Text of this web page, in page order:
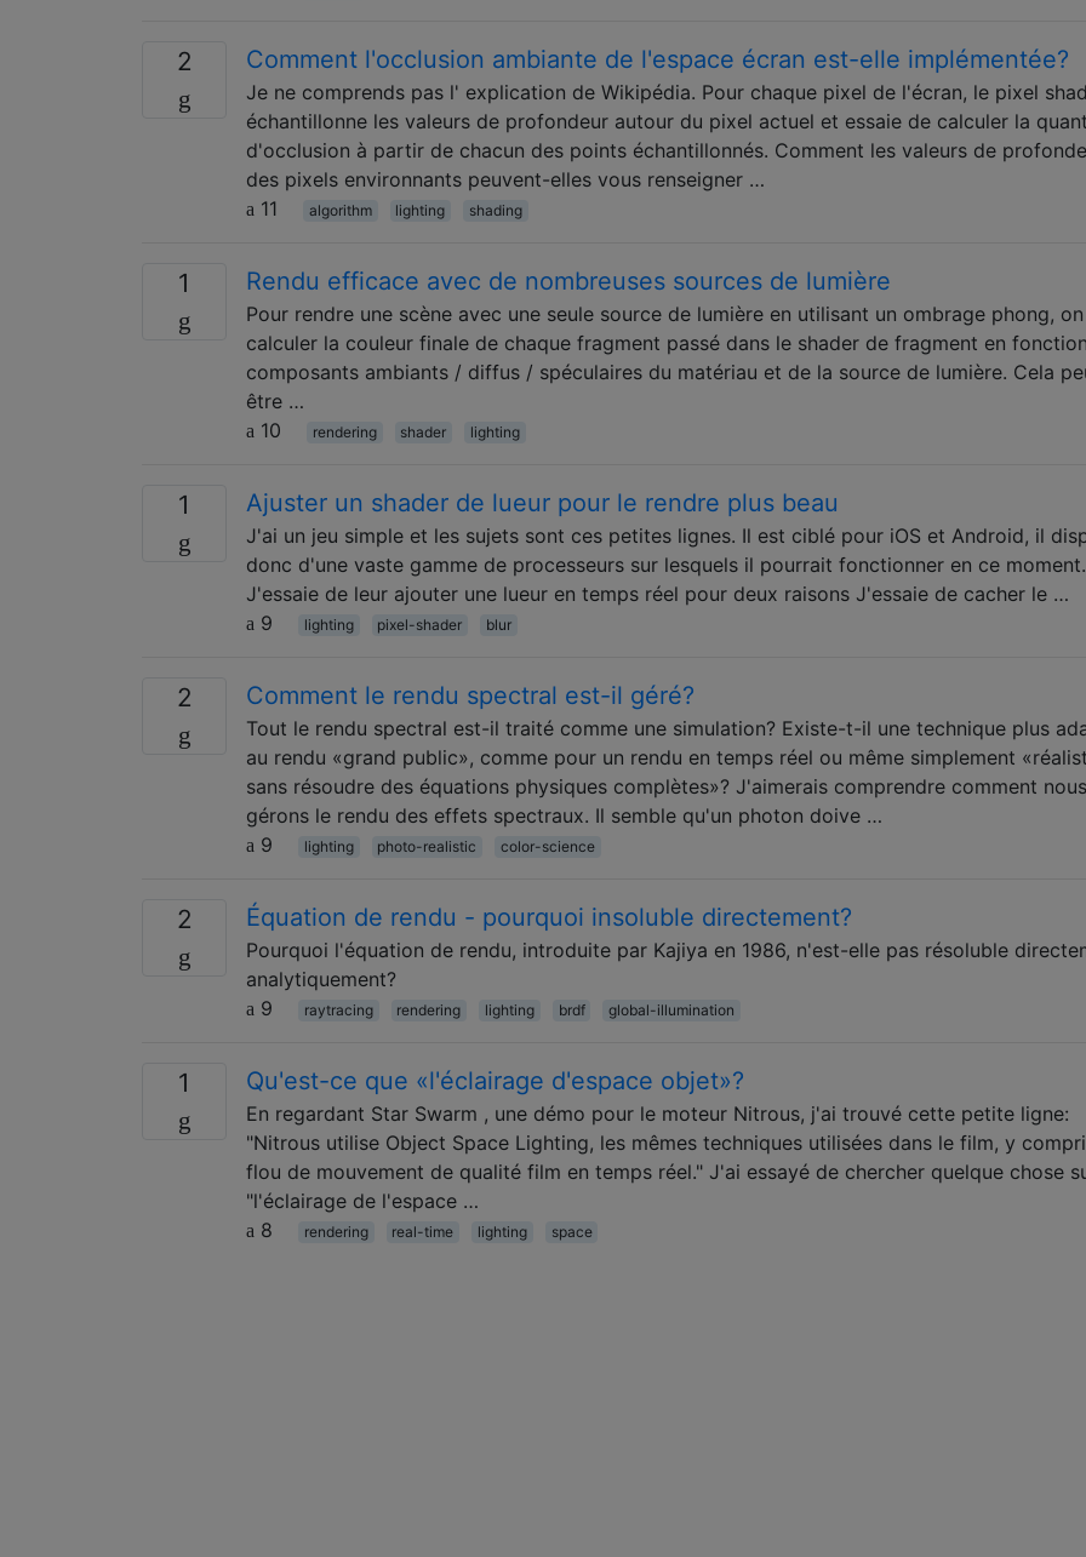
2 Comment l'occlusion ambiante de l'espace écran est-elle implémentée?
Je ne comprends pas l' explication de Wikipédia. Pour chaque pixel de l'écran, le pixel
échantillonne les valeurs de profondeur autour du pixel actuel et essaie de calculer la
d'occlusion à partir de chacun des points échantillonnés. Comment les valeurs de
des pixels environnants peuvent-elles vous renseigner …
11
algorithm lighting shading
1 Rendu efficace avec de nombreuses sources de lumière
Pour rendre une scène avec une seule source de lumière en utilisant un ombrage phong,
calculer la couleur finale de chaque fragment passé dans le shader de fragment en
composants ambiants / diffus / spéculaires du matériau et de la source de lumière. Cela
être …
10
rendering shader lighting
1 Ajuster un shader de lueur pour le rendre plus beau
J'ai un jeu simple et les sujets sont ces petites lignes. Il est ciblé pour iOS et Android, il
donc d'une vaste gamme de processeurs sur lesquels il pourrait fonctionner en ce moment.
J'essaie de leur ajouter une lueur en temps réel pour deux raisons J'essaie de cacher le …
9
lighting pixel-shader blur
2 Comment le rendu spectral est-il géré?
Tout le rendu spectral est-il traité comme une simulation? Existe-t-il une technique plus
au rendu «grand public», comme pour un rendu en temps réel ou même simplement
sans résoudre des équations physiques complètes»? J'aimerais comprendre comment nous
gérons le rendu des effets spectraux. Il semble qu'un photon doive …
9
lighting photo-realistic color-science
2 Équation de rendu - pourquoi insoluble directement?
Pourquoi l'équation de rendu, introduite par Kajiya en 1986, n'est-elle pas résoluble
analytiquement?
9
raytracing rendering lighting brdf global-illumination
1 Qu'est-ce que «l'éclairage d'espace objet»?
En regardant Star Swarm , une démo pour le moteur Nitrous, j'ai trouvé cette petite ligne:
"Nitrous utilise Object Space Lighting, les mêmes techniques utilisées dans le film, y
flou de mouvement de qualité film en temps réel." J'ai essayé de chercher quelque chose
"l'éclairage de l'espace …
8
rendering real-time lighting space